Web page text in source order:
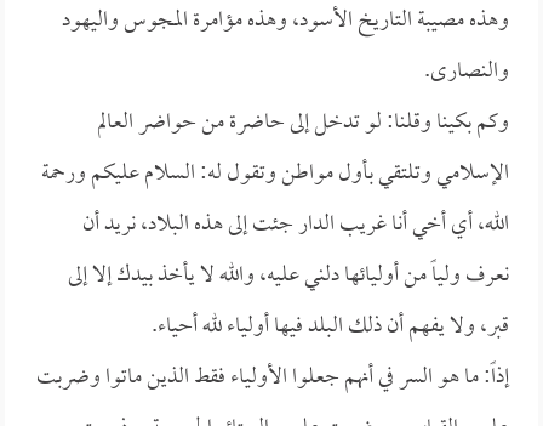
وهذه مصيبة التاريخ الأسود، وهذه مؤامرة المجوس واليهود
والنصارى.
وكم بكينا وقلنا: لو تدخل إلى حاضرة من حواضر العالم
الإسلامي وتلتقي بأول مواطن وتقول له: السلام عليكم ورحمة
الله، أي أخي أنا غريب الدار جئت إلى هذه البلاد، نريد أن
نعرف ولياً من أوليائها دلني عليه، والله لا يأخذ بيدك إلا إلى
قبر، ولا يفهم أن ذلك البلد فيها أولياء لله أحياء.
إذاً: ما هو السر في أنهم جعلوا الأولياء فقط الذين ماتوا وضربت